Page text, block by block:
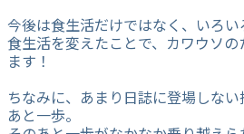
今後は食生活だけではなく、いろい
食生活を変えたことで、カワウソ
ます！
ちなみに、あまり日誌に登場しな
あと一歩。